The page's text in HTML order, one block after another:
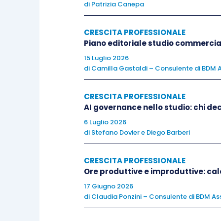
professionisti.
A questo deve aggiungersi, quale
che i corsi possano essere finanziati
La formazione esperienziale ha il
garantire l’autodisciplina e
Permette unprocesso educativonel
della propria crescita professionale e
di Patrizia Canepa
CRESCITA PROFESSIONALE
Piano editoriale studio
15 Luglio 2026
di Camilla Gastaldi – Consulente di BDM
CRESCITA PROFESSIONALE
AI governance nello studio: chi
6 Luglio 2026
di Stefano Doviere Diego Barberi
CRESCITA PROFESSIONALE
Ore produttive e improduttive:
17 Giugno 2026
di Claudia Ponzini – Consulente di BDM